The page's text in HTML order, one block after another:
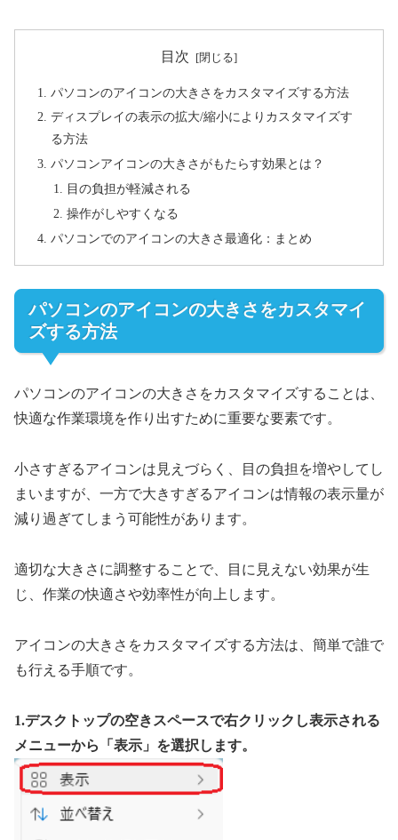
目次
パソコンのアイコンの大きさをカスタマイズする方法
ディスプレイの表示の拡大/縮小によりカスタマイズす
る方法
パソコンアイコンの大きさがもたらす効果とは？
目の負担が軽減される
操作がしやすくなる
パソコンでのアイコンの大きさ最適化：まとめ
パソコンのアイコンの大きさをカスタマイ
ズする方法
パソコンのアイコンの大きさをカスタマイズすることは、
快適な作業環境を作り出すために重要な要素です。
小さすぎるアイコンは見えづらく、目の負担を増やしてし
まいますが、一方で大きすぎるアイコンは情報の表示量が
減り過ぎてしまう可能性があります。
適切な大きさに調整することで、目に見えない効果が生
じ、作業の快適さや効率性が向上します。
アイコンの大きさをカスタマイズする方法は、簡単で誰で
も行える手順です。
1.デスクトップの空きスペースで右クリックし表示される
メニューから「表示」を選択します。